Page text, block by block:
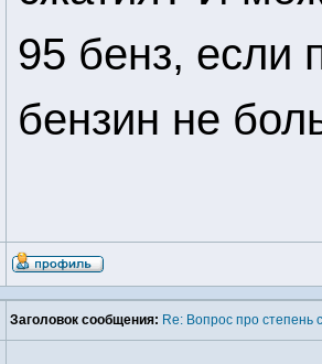
95 бенз, если
бензин не
Заголовок сообщения: Re: Вопрос про степень